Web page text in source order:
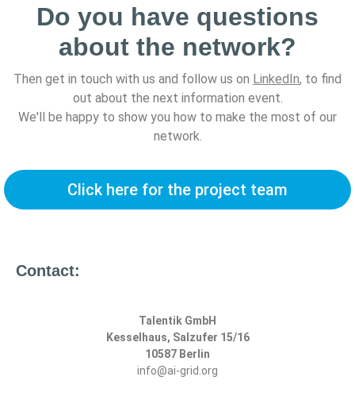
Do you have questions
about the network?
Then get in touch with us and follow us on LinkedIn, to find
out about the next information event.
We'll be happy to show you how to make the most of our
network.
Click here for the project team
Contact:
Talentik GmbH
Kesselhaus, Salzufer 15/16
10587 Berlin
info@ai-grid.org